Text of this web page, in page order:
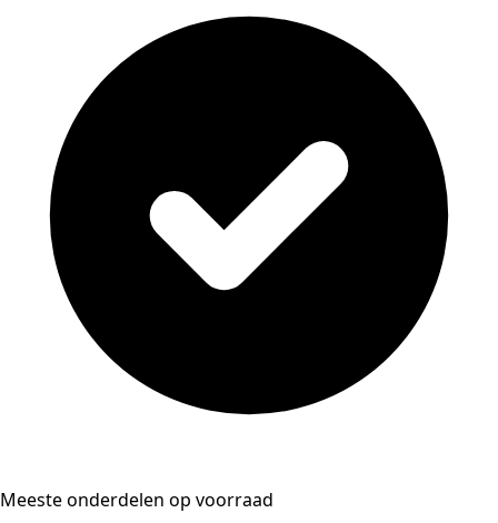
Meeste onderdelen op voorraad